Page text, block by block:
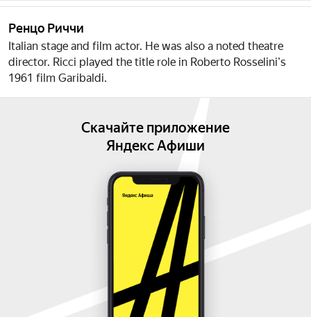
Ренцо Риччи
Italian stage and film actor. He was also a noted theatre
director. Ricci played the title role in Roberto Rosselini's
1961 film Garibaldi.
Скачайте приложение
Яндекс Афиши